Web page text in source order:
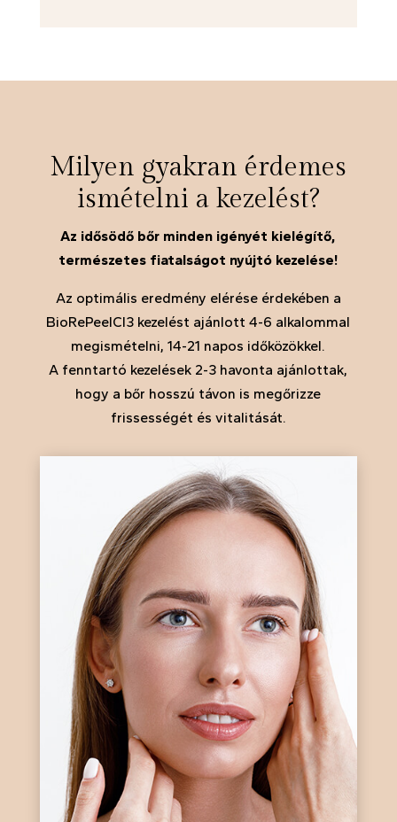
Milyen gyakran érdemes
ismételni a kezelést?
Az idősödő bőr minden igényét kielégítő,
természetes fiatalságot nyújtó kezelése!
Az optimális eredmény elérése érdekében a
BioRePeelCl3 kezelést ajánlott 4-6 alkalommal
megismételni, 14-21 napos időközökkel.
A fenntartó kezelések 2-3 havonta ajánlottak,
hogy a bőr hosszú távon is megőrizze
frissességét és vitalitását.